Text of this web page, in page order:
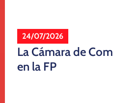
24/07/2026
La Cámara de
en la FP